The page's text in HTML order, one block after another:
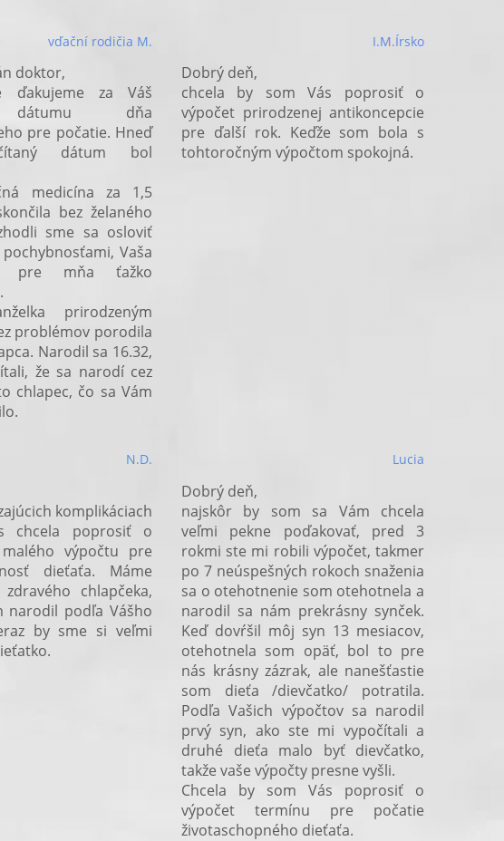
vďační rodičia M.
doktor,
ďakujeme za Váš
dátumu dňa
pre počatie. Hneď
dátum bol
medicína za 1,5
bez želaného
sme sa osloviť
Vaša
pre mňa ťažko
prirodzeným
problémov porodila
Narodil sa 16.32,
že sa narodí cez
chlapec, čo sa Vám
I.M.Írsko
Dobrý deň,
chcela by som Vás poprosiť o
výpočet prirodzenej antikoncepcie
pre ďalší rok. Keďže som bola s
tohtoročným výpočtom spokojná.
N.D.
komplikáciach
chcela poprosiť o
výpočtu pre
dieťaťa. Máme
chlapčeka,
narodil podľa Vášho
by sme si veľmi
Lucia
Dobrý deň,
najskôr by som sa Vám chcela
veľmi pekne poďakovať, pred 3
rokmi ste mi robili výpočet, takmer
po 7 neúspešných rokoch snaženia
sa o otehotnenie som otehotnela a
narodil sa nám prekrásny synček.
Keď dovŕšil môj syn 13 mesiacov,
otehotnela som opäť, bol to pre
nás krásny zázrak, ale nanešťastie
som dieťa /dievčatko/ potratila.
Podľa Vašich výpočtov sa narodil
prvý syn, ako ste mi vypočítali a
druhé dieťa malo byť dievčatko,
takže vaše výpočty presne vyšli.
Chcela by som Vás poprosiť o
výpočet termínu pre počatie
životaschopného dieťaťa.